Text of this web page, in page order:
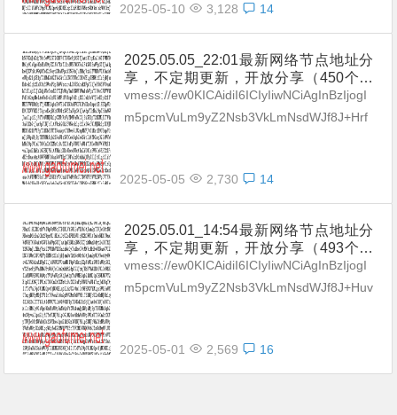
R）不断努力提高更新频率和数量。
2025-05-10 3,128 14
2025.05.05_22:01最新网络节点地址分
享，不定期更新，开放分享（450个网
络免费节点香港|日本|韩国|新加坡|台湾|
马来西亚|美国|德国|澳大利亚|英国|法国|
R）不断努力提高更新频率和数量。
vmess://ew0KICAidiI6ICIyIiwNCiAgInBzIjogI
m5pcmVuLm9yZ2Nsb3VkLmNsdWJf8J+Hrf
2025-05-05 2,730 14
2025.05.01_14:54最新网络节点地址分
享，不定期更新，开放分享（493个网
络免费节点香港|日本|韩国|新加坡|台湾|
马来西亚|美国|德国|澳大利亚|英国|法国|
R）不断努力提高更新频率和数量。
vmess://ew0KICAidiI6ICIyIiwNCiAgInBzIjogI
m5pcmVuLm9yZ2Nsb3VkLmNsdWJf8J+Huv
2025-05-01 2,569 16